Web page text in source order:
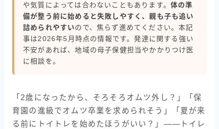
や気質によっては合わないこともあります。 体の準
備が整う前に始めると失敗しやすく、親も子も追い
詰められやすいので、焦らず進めてください。本記
事は2026年5月時点の情報です。発達に関する強い
不安があれば、地域の母子保健担当やかかりつけ医
に相談を。
「2歳になったから、そろそろオムツ外し？」「保
育園の進級でオムツ卒業を求められそう」「夏が来
る前にトイトレを始めたほうがいい？」——トイレ